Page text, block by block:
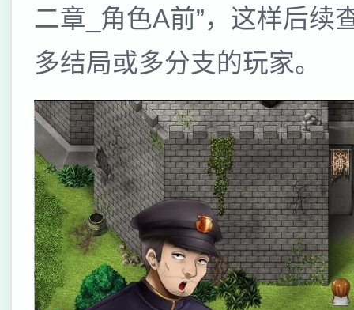
二章_角色A前”，这样后续
多结局或多分支的玩家。